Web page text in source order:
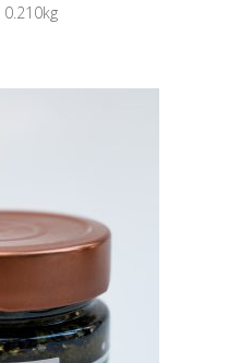
0.210kg